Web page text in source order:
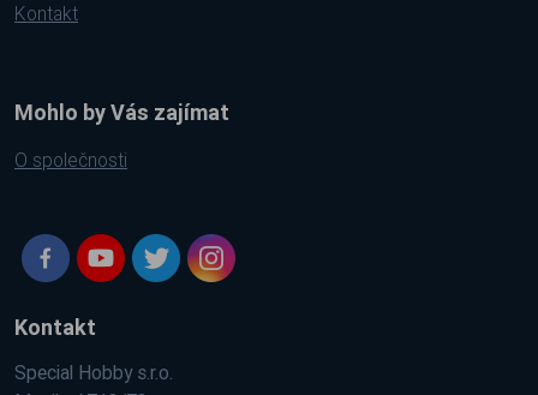
Kontakt
Mohlo by Vás zajímat
O společnosti
Kontakt
Special Hobby s.r.o.